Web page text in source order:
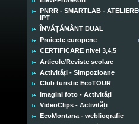
PNRR - SMARTLAB - ATELIERE
IPT
ÎNVĂȚĂMÂNT DUAL
Proiecte europene
CERTIFICARE nivel 3,4,5
Articole/Reviste școlare
Activități - Simpozioane
Club turistic EcoTOUR
Imagini foto - Activități
VideoClips - Activități
EcoMontana - webliografie